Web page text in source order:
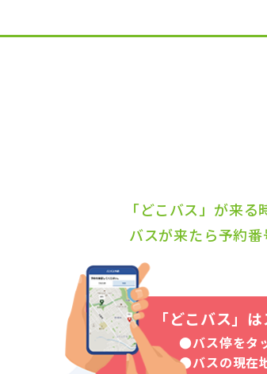
「どこバス」が来
バスが来たら予約
「どこバス」
●バス停をタ
●バスの現在